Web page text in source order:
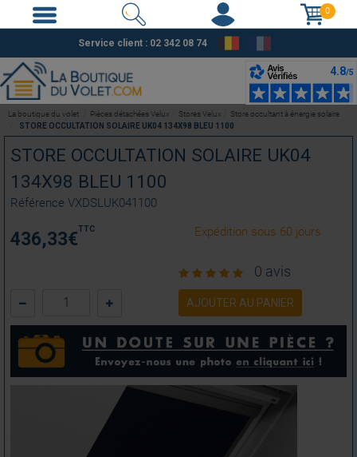
0
Service client : 02 342 08 74
STORE OCCULTATION SOLAIRE UK04
134X98 BLEU 1100
Référence VXDSLUK041100
436,33€TTC Expédition sous 60 jours
0 avis
AJOUTER AU PANIER
La boutique du volet Pièces détachées Velux Stores Velux
Store occultant à énergie solaire
STORE OCCULTATION SOLAIRE UK04 134X98 BLEU 1100